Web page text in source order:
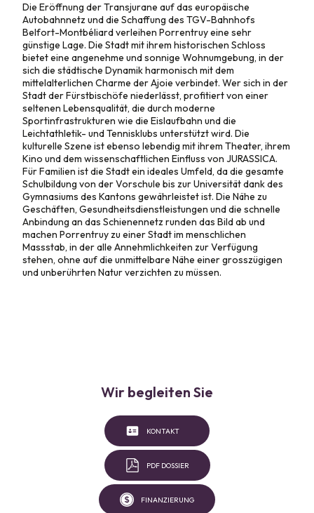
Die Eröffnung der Transjurane auf das europäische
Autobahnnetz und die Schaffung des TGV-Bahnhofs
Belfort-Montbéliard verleihen Porrentruy eine sehr
günstige Lage. Die Stadt mit ihrem historischen Schloss
bietet eine angenehme und sonnige Wohnumgebung, in der
sich die städtische Dynamik harmonisch mit dem
mittelalterlichen Charme der Ajoie verbindet. Wer sich in der
Stadt der Fürstbischöfe niederlässt, profitiert von einer
seltenen Lebensqualität, die durch moderne
Sportinfrastrukturen wie die Eislaufbahn und die
Leichtathletik- und Tennisklubs unterstützt wird. Die
kulturelle Szene ist ebenso lebendig mit ihrem Theater, ihrem
Kino und dem wissenschaftlichen Einfluss von JURASSICA.
Für Familien ist die Stadt ein ideales Umfeld, da die gesamte
Schulbildung von der Vorschule bis zur Universität dank des
Gymnasiums des Kantons gewährleistet ist. Die Nähe zu
Geschäften, Gesundheitsdienstleistungen und die schnelle
Anbindung an das Schienennetz runden das Bild ab und
machen Porrentruy zu einer Stadt im menschlichen
Massstab, in der alle Annehmlichkeiten zur Verfügung
stehen, ohne auf die unmittelbare Nähe einer grosszügigen
und unberührten Natur verzichten zu müssen.
Wir begleiten Sie
KONTAKT
PDF DOSSIER
FINANZIERUNG